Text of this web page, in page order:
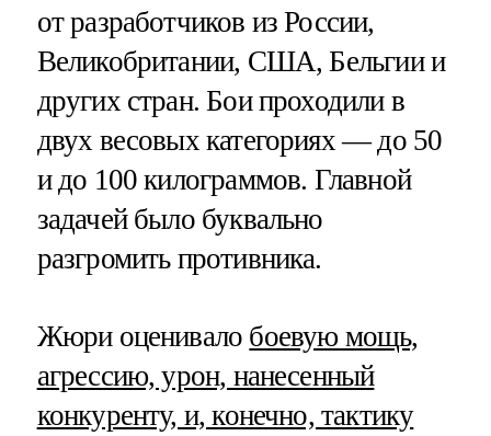
от разработчиков из России,
Великобритании, США, Бельгии и
других стран. Бои проходили в
двух весовых категориях — до 50
и до 100 килограммов. Главной
задачей было буквально
разгромить противника.
Жюри оценивало боевую мощь,
агрессию, урон, нанесенный
конкуренту, и, конечно, тактику